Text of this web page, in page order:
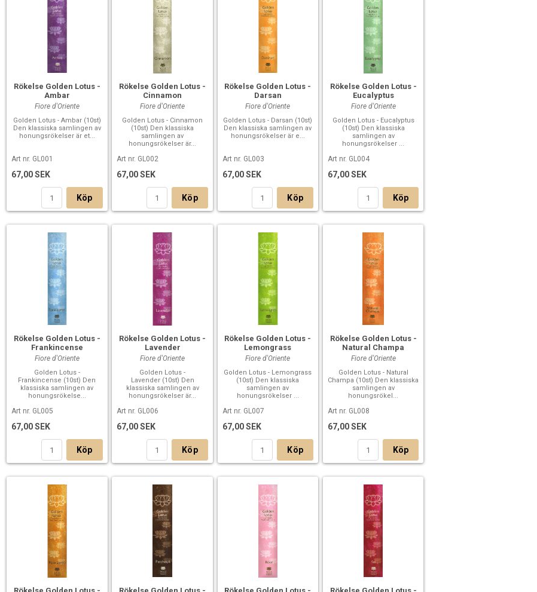
Rökelse Golden Lotus -
Ambar
Fiore d'Oriente
Golden Lotus - Ambar (10st)
Den klassiska samlingen av
honungsrökelser är et...
Art nr. GL001
67,00 SEK
Köp
Rökelse Golden Lotus -
Cinnamon
Fiore d'Oriente
Golden Lotus - Cinnamon
(10st) Den klassiska
samlingen av
honungsrökelser är...
Art nr. GL002
67,00 SEK
Köp
Rökelse Golden Lotus -
Darsan
Fiore d'Oriente
Golden Lotus - Darsan (10st)
Den klassiska samlingen av
honungsrökelser är e...
Art nr. GL003
67,00 SEK
Köp
Rökelse Golden Lotus -
Eucalyptus
Fiore d'Oriente
Golden Lotus - Eucalyptus
(10st) Den klassiska
samlingen av
honungsrökelser ...
Art nr. GL004
67,00 SEK
Köp
Rökelse Golden Lotus -
Frankincense
Fiore d'Oriente
Golden Lotus -
Frankincense (10st) Den
klassiska samlingen av
honungsrökelse...
Art nr. GL005
67,00 SEK
Köp
Rökelse Golden Lotus -
Lavender
Fiore d'Oriente
Golden Lotus -
Lavender (10st) Den
klassiska samlingen av
honungsrökelser är...
Art nr. GL006
67,00 SEK
Köp
Rökelse Golden Lotus -
Lemongrass
Fiore d'Oriente
Golden Lotus - Lemongrass
(10st) Den klassiska
samlingen av
honungsrökelser ...
Art nr. GL007
67,00 SEK
Köp
Rökelse Golden Lotus -
Natural Champa
Fiore d'Oriente
Golden Lotus - Natural
Champa (10st) Den klassiska
samlingen av
honungsrökel...
Art nr. GL008
67,00 SEK
Köp